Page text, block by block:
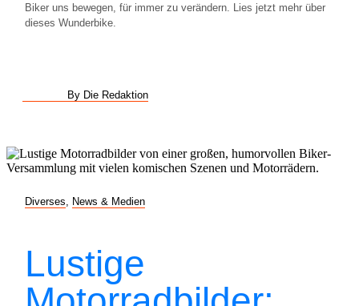
Biker uns bewegen, für immer zu verändern. Lies jetzt mehr über
dieses Wunderbike.
By Die Redaktion
Diverses News & Medien
Lustige